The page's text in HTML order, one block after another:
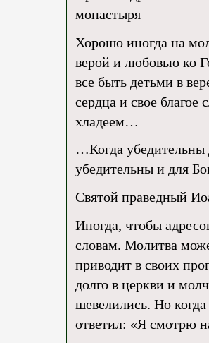
монастыря
Хорошо иногда на
верой и любовью ко
все быть детьми в
сердца и свое
хладеем…
…Когда убедительны
убедительны и для
Святой праведный
Иногда, чтобы
словам. Молитва
приводит в своих
долго в церкви и
шевелились. Но
ответил: «Я смотрю